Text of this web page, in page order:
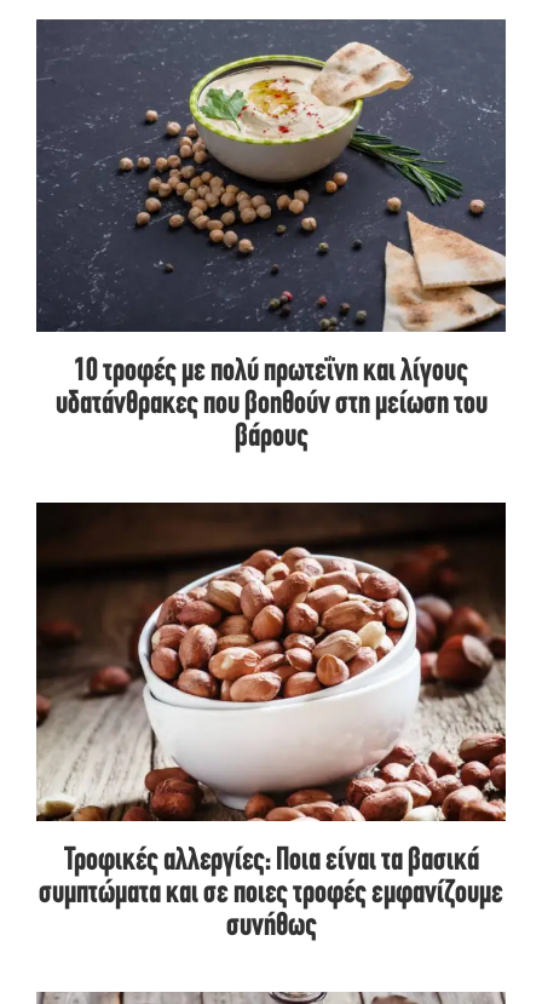
10 τροφές με πολύ πρωτεΐνη και λίγους
υδατάνθρακες που βοηθούν στη μείωση του
βάρους
Τροφικές αλλεργίες: Ποια είναι τα βασικά
συμπτώματα και σε ποιες τροφές εμφανίζουμε
συνήθως